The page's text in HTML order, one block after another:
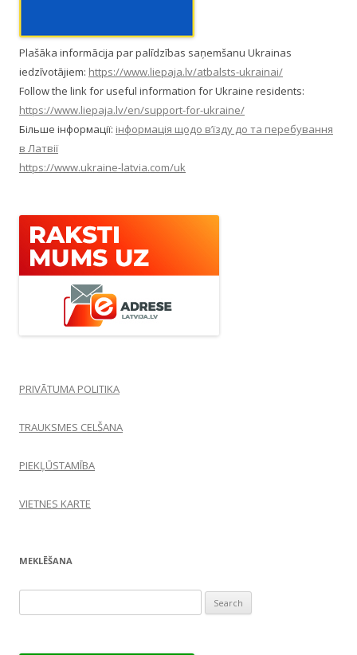
Plašāka informācija par palīdzības saņemšanu Ukrainas
iedzīvotājiem: https://www.liepaja.lv/atbalsts-ukrainai/
Follow the link for useful information for Ukraine residents:
https://www.liepaja.lv/en/support-for-ukraine/
Більше інформації: інформація щодо в’їзду до та перебування
в Латвії
https://www.ukraine-latvia.com/uk
PRIVĀTUMA POLITIKA
TRAUKSMES CELŠANA
PIEKĻŪSTAMĪBA
VIETNES KARTE
MEKLĒŠANA
for: